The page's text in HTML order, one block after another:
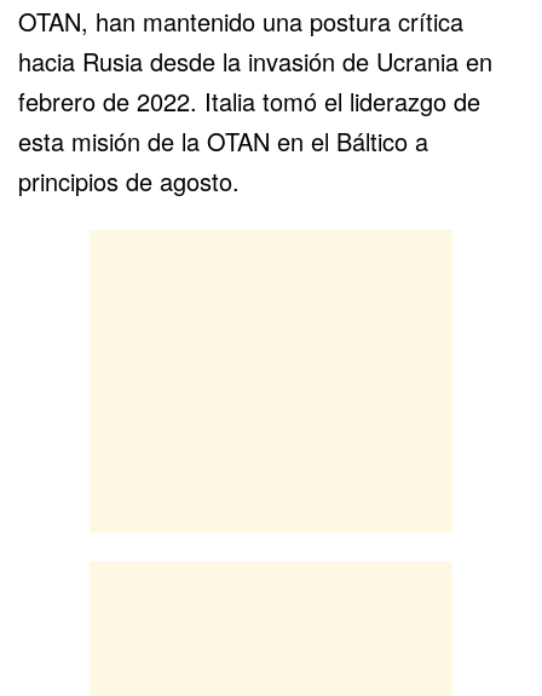
OTAN, han mantenido una postura crítica
hacia Rusia desde la invasión de Ucrania en
febrero de 2022. Italia tomó el liderazgo de
esta misión de la OTAN en el Báltico a
principios de agosto.